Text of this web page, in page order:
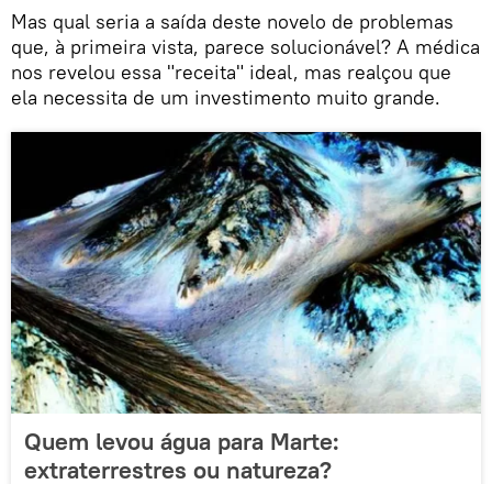
Mas qual seria a saída deste novelo de problemas
que, à primeira vista, parece solucionável? A médica
nos revelou essa "receita" ideal, mas realçou que
ela necessita de um investimento muito grande.
Quem levou água para Marte:
extraterrestres ou natureza?